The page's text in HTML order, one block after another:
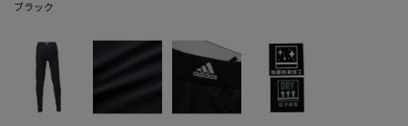
ブラック